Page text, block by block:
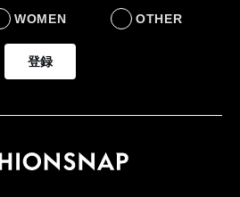
WOMEN OTHER
登録